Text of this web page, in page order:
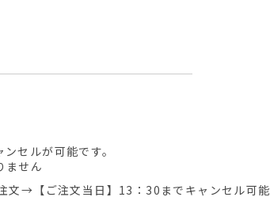
セルが可能です。
ません
文→【ご注文当日】13：30までキャンセル可能